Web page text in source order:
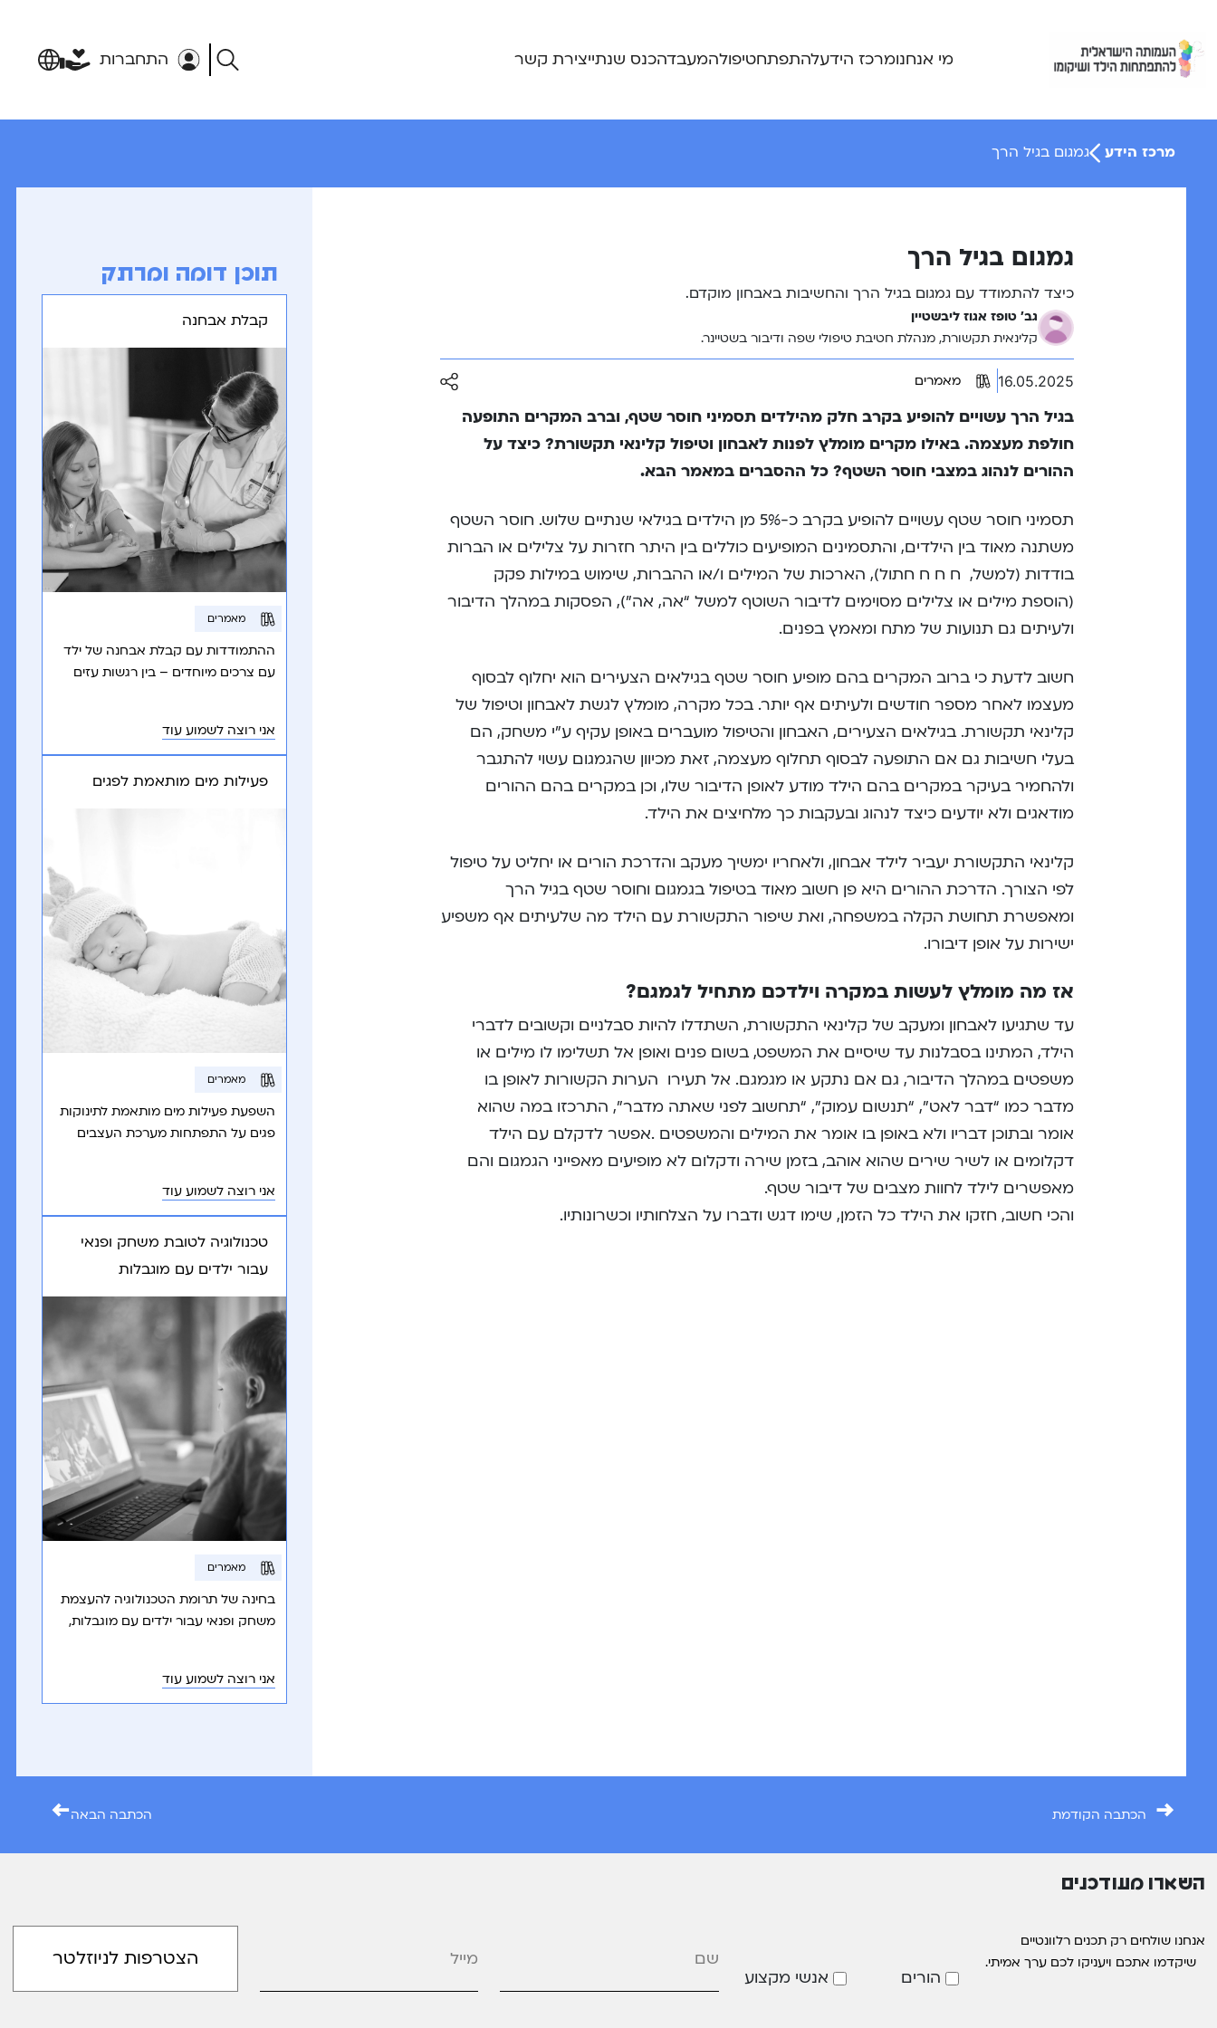
content
מי אנחנומרכז הידעלהתפתחטיפולהמעבדהכנס שנתייצירת קשר התחברות
מרכז הידע גמגום בגיל הרך
גמגום בגיל הרך
כיצד להתמודד עם גמגום בגיל הרך והחשיבות באבחון מוקדם.
גב' טופז אגוז ליבשטיין
קלינאית תקשורת, מנהלת חטיבת טיפולי שפה ודיבור בשטיינר.
16.05.2025 מאמרים
בגיל הרך עשויים להופיע בקרב חלק מהילדים תסמיני חוסר שטף, וברב המקרים התופעה
חולפת מעצמה. באילו מקרים מומלץ לפנות לאבחון וטיפול קלינאי תקשורת? כיצד על
ההורים לנהוג במצבי חוסר השטף? כל ההסברים במאמר הבא.
תסמיני חוסר שטף עשויים להופיע בקרב כ-5% מן הילדים בגילאי שנתיים שלוש. חוסר השטף
משתנה מאוד בין הילדים, והתסמינים המופיעים כוללים בין היתר חזרות על צלילים או הברות
בודדות (למשל, ח ח ח חתול), הארכות של המילים ו/או ההברות, שימוש במילות פקק
(הוספת מילים או צלילים מסוימים לדיבור השוטף למשל “אה, אה”), הפסקות במהלך הדיבור
ולעיתים גם תנועות של מתח ומאמץ בפנים.
חשוב לדעת כי ברוב המקרים בהם מופיע חוסר שטף בגילאים הצעירים הוא יחלוף לבסוף
מעצמו לאחר מספר חודשים ולעיתים אף יותר. בכל מקרה, מומלץ לגשת לאבחון וטיפול של
קלינאי תקשורת. בגילאים הצעירים, האבחון והטיפול מועברים באופן עקיף ע”י משחק, הם
בעלי חשיבות גם אם התופעה לבסוף תחלוף מעצמה, זאת מכיוון שהגמגום עשוי להתגבר
ולהחמיר בעיקר במקרים בהם הילד מודע לאופן הדיבור שלו, וכן במקרים בהם ההורים
מודאגים ולא יודעים כיצד לנהוג ובעקבות כך מלחיצים את הילד.
קלינאי התקשורת יעביר לילד אבחון, ולאחריו ימשיך מעקב והדרכת הורים או יחליט על טיפול
לפי הצורך. הדרכת ההורים היא פן חשוב מאוד בטיפול בגמגום וחוסר שטף בגיל הרך
ומאפשרת תחושת הקלה במשפחה, ואת שיפור התקשורת עם הילד מה שלעיתים אף משפיע
ישירות על אופן דיבורו.
אז מה מומלץ לעשות במקרה וילדכם מתחיל לגמגם?
עד שתגיעו לאבחון ומעקב של קלינאי התקשורת, השתדלו להיות סבלניים וקשובים לדברי
הילד, המתינו בסבלנות עד שיסיים את המשפט, בשום פנים ואופן אל תשלימו לו מילים או
משפטים במהלך הדיבור, גם אם נתקע או מגמגם. אל תעירו הערות הקשורות לאופן בו
מדבר כמו “דבר לאט”, “תנשום עמוק”, “תחשוב לפני שאתה מדבר”, התרכזו במה שהוא
אומר ובתוכן דבריו ולא באופן בו אומר את המילים והמשפטים .אפשר לדקלם עם הילד
דקלומים או לשיר שירים שהוא אוהב, בזמן שירה ודקלום לא מופיעים מאפייני הגמגום והם
מאפשרים לילד לחוות מצבים של דיבור שטף.
והכי חשוב, חזקו את הילד כל הזמן, שימו דגש ודברו על הצלחותיו וכשרונותיו.
תוכן דומה ומרתק
קבלת אבחנה
מאמרים
ההתמודדות עם קבלת אבחנה של ילד
עם צרכים מיוחדים – בין רגשות עזים
אני רוצה לשמוע עוד
פעילות מים מותאמת לפגים
מאמרים
השפעת פעילות מים מותאמת לתינוקות
פגים על התפתחות מערכת העצבים
אני רוצה לשמוע עוד
טכנולוגיה לטובת משחק ופנאי
עבור ילדים עם מוגבלות
מאמרים
בחינה של תרומת הטכנולוגיה להעצמת
משחק ופנאי עבור ילדים עם מוגבלות,
אני רוצה לשמוע עוד
→ הכתבה הקודמת הכתבה הבאה←
השארו מעודכנים
אנחנו שולחים רק תכנים רלוונטיים
שיקדמו אתכם ויעניקו לכם ערך אמיתי.
הורים אנשי מקצוע